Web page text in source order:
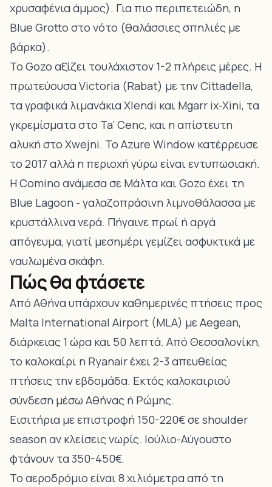
χρυσαφένια άμμος). Για πιο περιπετειώδη, η
Blue Grotto στο νότο (θαλάσσιες σπηλιές με
βάρκα).
Το Gozo αξίζει τουλάχιστον 1-2 πλήρεις μέρες. Η
πρωτεύουσα Victoria (Rabat) με την Cittadella,
τα γραφικά λιμανάκια Xlendi και Mgarr ix-Xini, τα
γκρεμίσματα στο Ta’ Cenc, και η απίστευτη
αλυκή στο Xwejni. Το Azure Window κατέρρευσε
το 2017 αλλά η περιοχή γύρω είναι εντυπωσιακή.
Η Comino ανάμεσα σε Μάλτα και Gozo έχει τη
Blue Lagoon - γαλαζοπράσινη λιμνοθάλασσα με
κρυστάλλινα νερά. Πήγαινε πρωί ή αργά
απόγευμα, γιατί μεσημέρι γεμίζει ασφυκτικά με
ναυλωμένα σκάφη.
Πώς θα φτάσετε
Από Αθήνα υπάρχουν καθημερινές πτήσεις προς
Malta International Airport (MLA) με Aegean,
διάρκειας 1 ώρα και 50 λεπτά. Από Θεσσαλονίκη,
το καλοκαίρι η Ryanair έχει 2-3 απευθείας
πτήσεις την εβδομάδα. Εκτός καλοκαιριού
σύνδεση μέσω Αθήνας ή Ρώμης.
Εισιτήρια με επιστροφή 150-220€ σε shoulder
season αν κλείσεις νωρίς. Ιούλιο-Αύγουστο
φτάνουν τα 350-450€.
Το αεροδρόμιο είναι 8 χιλιόμετρα από τη